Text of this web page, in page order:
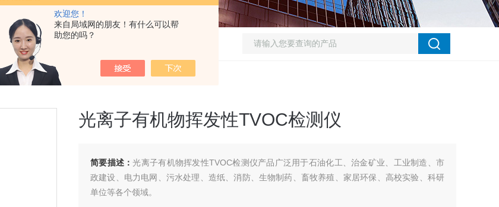
欢迎您！
来自局域网的朋友！有什么可以帮
助您的吗？
> ADT800W-TVOC-PID光离子有机物挥发性TVOC检测仪
光离子有机物挥发性TVOC检测仪
简要描述：光离子有机物挥发性TVOC检测仪产品广泛用于石油化工、治金矿业、工业制造、市
政建设、电力电网、污水处理、造纸、消防、生物制药、畜牧养殖、家居环保、高校实验、科研
单位等各个领域。